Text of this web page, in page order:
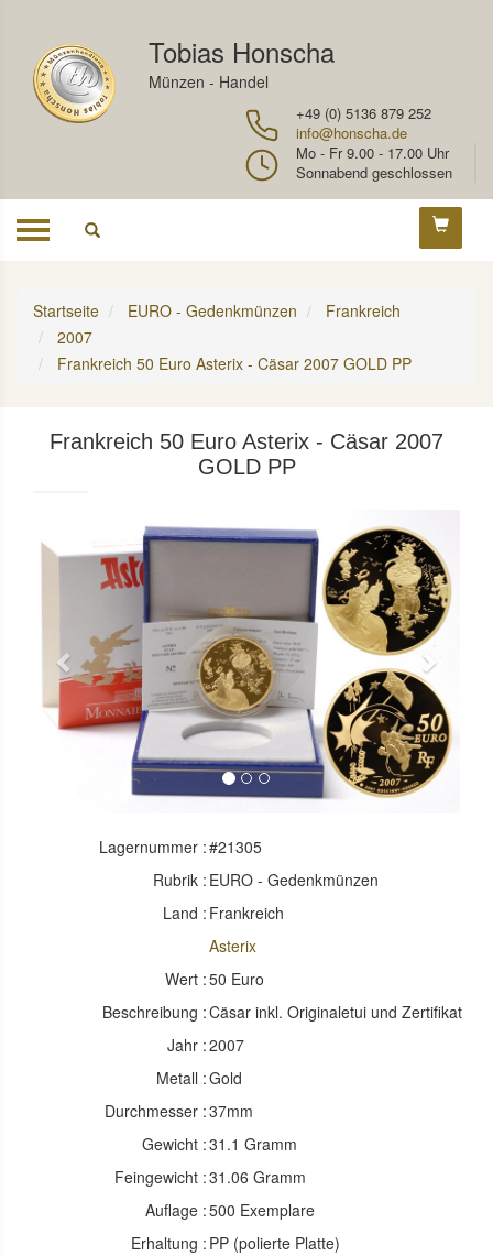
Tobias Honscha
Münzen - Handel
+49 (0) 5136 879 252
info@honscha.de
Mo - Fr 9.00 - 17.00 Uhr
Sonnabend geschlossen
Toggle
Startseite EURO - Gedenkmünzen
Frankreich
2007
Frankreich 50 Euro Asterix - Cäsar 2007 GOLD PP
Frankreich 50 Euro Asterix - Cäsar 2007
GOLD PP
Previous Next
Lagernummer :#21305
Rubrik : EURO - Gedenkmünzen
Land : Frankreich
Asterix
Wert :50 Euro
Beschreibung :Cäsar inkl. Originaletui und Zertifikat
Jahr :2007
Metall :Gold
Durchmesser :37mm
Gewicht :31.1 Gramm
Feingewicht :31.06 Gramm
Auflage :500 Exemplare
Erhaltung : PP (polierte Platte)